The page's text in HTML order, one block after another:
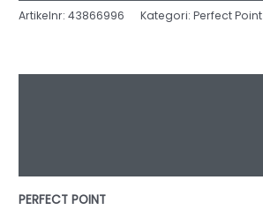
Artikelnr:43866996 Kategori:Perfect Point
PERFECT POINT